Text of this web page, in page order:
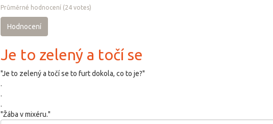
Průměrné hodnocení (24votes)
Hodnocení
Je to zelený a točí se
"Je to zelený a točí se to furt dokola, co to je?"
.
.
.
"Žába v mixéru."